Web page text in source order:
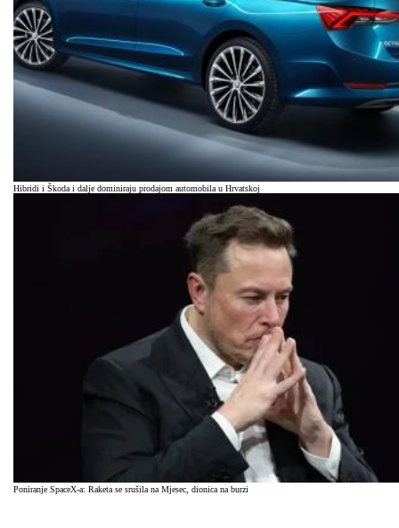
Hibridi i Škoda i dalje dominiraju prodajom automobila u Hrvatskoj
Poniranje SpaceX-a: Raketa se srušila na Mjesec, dionica na burzi